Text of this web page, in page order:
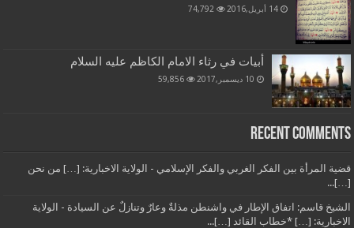
14 أبريل,2016 74,792
أبيات في رثاء الامام الكاظم عليه السلام
10 ديسمبر,2017 59,856
Recent Comments
قضية المرأة بين الفكر الغربي والفكر الإسلامي - الولاية الاخبارية: […] من نحن
[…]...
الشيخ قاسم: اتفاق الإطار في واشنطن مذلةٌ وعارٌ وتنازلٌ عن السيادة - الولاية
الاخبارية: […] *خطاب القائد […]...